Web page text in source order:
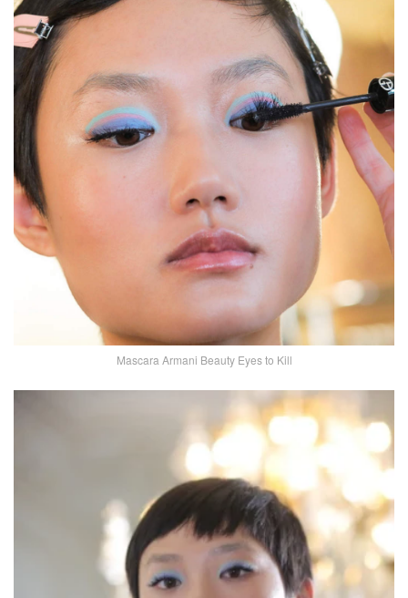
Mascara Armani Beauty Eyes to Kill